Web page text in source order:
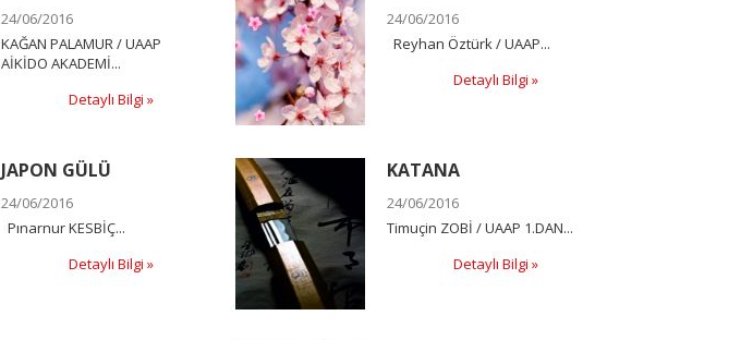
24/06/2016
KAĞAN PALAMUR / UAAP
AİKİDO AKADEMİ...
Detaylı Bilgi »
24/06/2016
Reyhan Öztürk / UAAP...
Detaylı Bilgi »
JAPON GÜLÜ
24/06/2016
Pınarnur KESBİÇ...
Detaylı Bilgi »
KATANA
24/06/2016
Timuçin ZOBİ / UAAP 1.DAN...
Detaylı Bilgi »